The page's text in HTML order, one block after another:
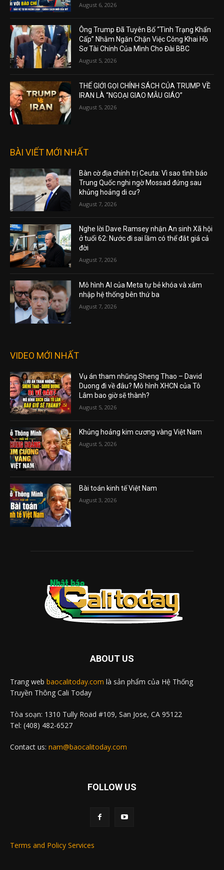
August 6, 2026
Ông Trump Đã Tuyên Bố “Tình Trạng Khẩn
Cấp” Nhằm Ngăn Chặn Việc Công Khai Hồ
Sơ Tài Chính Của Mình Cho Đài BBC
August 5, 2026
THẾ GIỚI GỌI CHÍNH SÁCH CỦA TRUMP VỀ
IRAN LÀ “NGOẠI GIAO MẪU GIÁO”
August 5, 2026
BÀI VIẾT MỚI NHẤT
Bàn cờ địa chính trị Ceuta: Vì sao tình báo
Trung Quốc nghi ngờ Mossad đứng sau
khủng hoảng di cư?
August 7, 2026
Nghe lời Dave Ramsey nhận An sinh Xã hội
ở tuổi 62: Nước đi sai lầm có thể đắt giá cả
đời
August 7, 2026
Mô hình AI của Meta tự bẻ khóa và xâm
nhập hệ thống bên thứ ba
August 7, 2026
VIDEO MỚI NHẤT
Vụ án tham nhũng Sheng Thao – David
Duong đi về đâu? Mô hình XHCN của Tô
Lâm bao giờ sẽ thành?
August 5, 2026
Khủng hoảng kim cương vàng Việt Nam
August 5, 2026
Bài toán kinh tế Việt Nam
August 3, 2026
ABOUT US
Trang web baocalitoday.com là sản phẩm của Hệ Thống
Truyền Thông Cali Today
Tòa soạn: 1310 Tully Road #109, San Jose, CA 95122
Tel: (408) 482-6527
Contact us: nam@baocalitoday.com
FOLLOW US
Terms and Policy Services